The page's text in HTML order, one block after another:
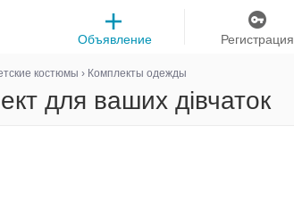
Регистрация
Объявление
костюмы › Комплекты одежды
для ваших дівчаток